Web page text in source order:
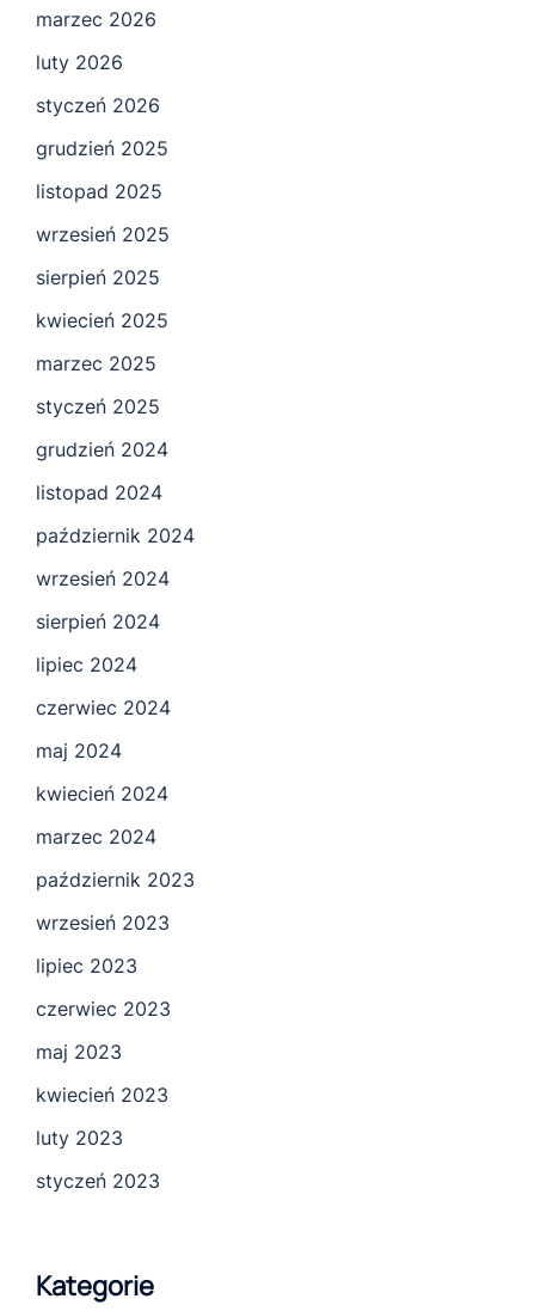
marzec 2026
luty 2026
styczeń 2026
grudzień 2025
listopad 2025
wrzesień 2025
sierpień 2025
kwiecień 2025
marzec 2025
styczeń 2025
grudzień 2024
listopad 2024
październik 2024
wrzesień 2024
sierpień 2024
lipiec 2024
czerwiec 2024
maj 2024
kwiecień 2024
marzec 2024
październik 2023
wrzesień 2023
lipiec 2023
czerwiec 2023
maj 2023
kwiecień 2023
luty 2023
styczeń 2023
Kategorie